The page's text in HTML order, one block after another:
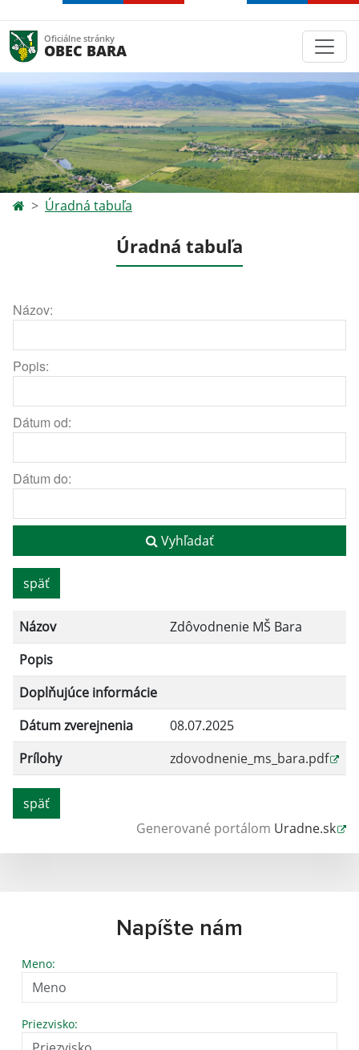
Oficiálne stránky
OBEC BARA
Úradná tabuľa
Úradná tabuľa
Názov:
Popis:
Dátum od:
Dátum do:
Vyhľadať
späť
Názov
Zdôvodnenie MŠ Bara
Popis
Doplňujúce informácie
Dátum zverejnenia
08.07.2025
Prílohy
zdovodnenie_ms_bara.pdf
späť
Generované portálom Uradne.sk
Napíšte nám
Meno:
Priezvisko: